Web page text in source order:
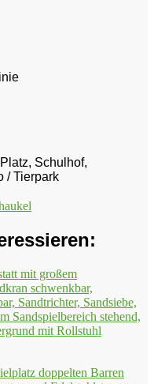
Schulhof,
/ Tierpark